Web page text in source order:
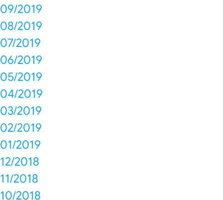
09/2019
08/2019
07/2019
06/2019
05/2019
04/2019
03/2019
02/2019
01/2019
12/2018
11/2018
10/2018